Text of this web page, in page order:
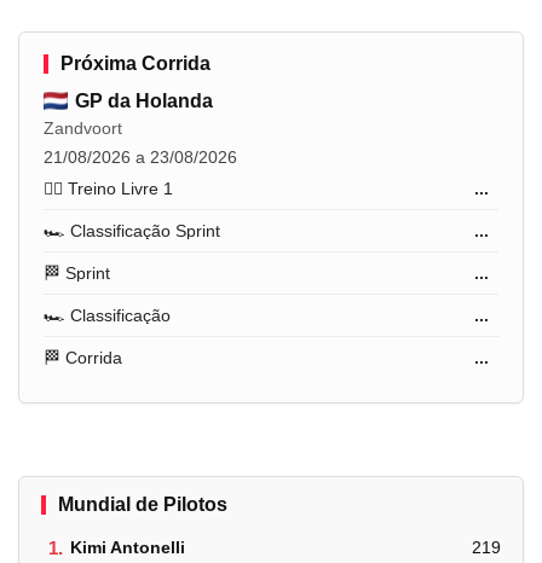
Próxima Corrida
GP da Holanda
Zandvoort
21/08/2026 a 23/08/2026
🏋️‍♂️ Treino Livre 1
...
🏎️ Classificação Sprint ...
🏁 Sprint ...
🏎️ Classificação ...
🏁 Corrida ...
Mundial de Pilotos
1. Kimi Antonelli 219